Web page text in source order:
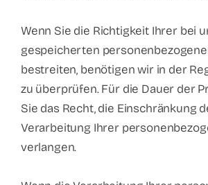
Wenn Sie die Richtigkeit Ihrer bei
gespeicherten
bestreiten, benötigen wir in der
zu überprüfen. Für die Dauer der
Sie das Recht, die Einschränkung
Verarbeitung Ihrer
verlangen.